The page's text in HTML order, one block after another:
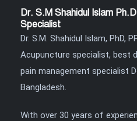
Dr. S.M Shahidul Islam
Specialist
Dr. S.M. Shahidul Islam, PhD,
Acupuncture specialist, best
pain management specialist
Bangladesh.
With over 30 years of